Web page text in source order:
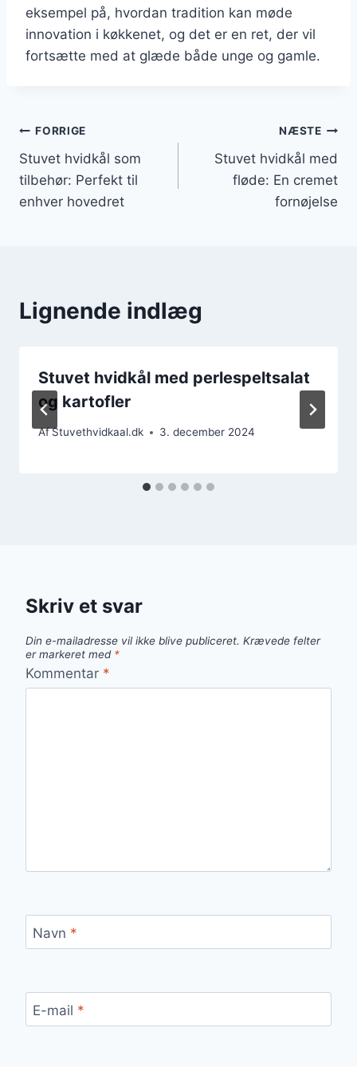
eksempel på, hvordan tradition kan møde
innovation i køkkenet, og det er en ret, der vil
fortsætte med at glæde både unge og gamle.
Indlægsnavigation
FORRIGE
Stuvet hvidkål som
tilbehør: Perfekt til
enhver hovedret
NÆSTE
Stuvet hvidkål med
fløde: En cremet
fornøjelse
Lignende indlæg
Stuvet hvidkål med perlespeltsalat
og kartofler
AfStuvethvidkaal.dk 3. december 2024
Skriv et svar
Din e-mailadresse vil ikke blive publiceret. Krævede felter
er markeret med *
Kommentar *
Navn *
E-mail *